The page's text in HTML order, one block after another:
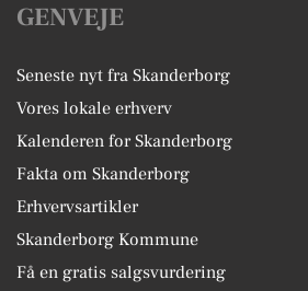
GENVEJE
Seneste nyt fra Skanderborg
Vores lokale erhverv
Kalenderen for Skanderborg
Fakta om Skanderborg
Erhvervsartikler
Skanderborg Kommune
Få en gratis salgsvurdering